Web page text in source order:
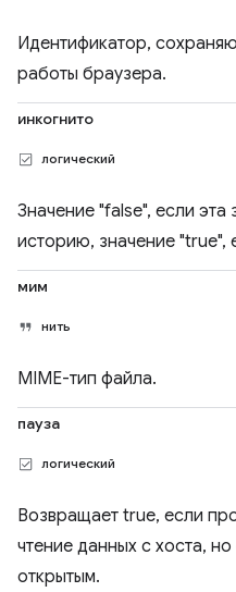
Идентификатор,
работы браузера.
инкогнито
логический
Значение "false", если эта
историю, значение "true",
мим
нить
MIME-тип файла.
пауза
логический
Возвращает true, если
чтение данных с хоста,
открытым.